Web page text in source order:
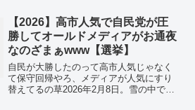
ロシアウクライナ絡みで、6月にプリコジ
ンさんが反乱...
【2026】高市人気で自民党が圧
勝してオールドメディアがお通夜
なのざまぁwww【選挙】
自民が大勝したのって高市人気じゃなく
て保守回帰やろ、メディアが人気にすり
替えてるの草2026年2月8日。雪の中で衆